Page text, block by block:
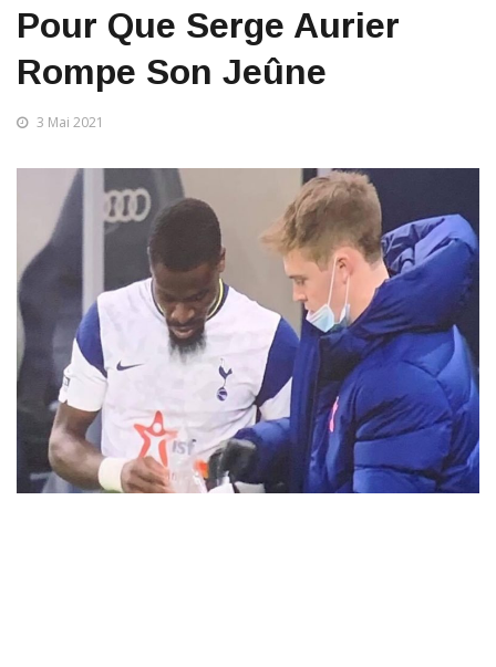
Pour Que Serge Aurier
Rompe Son Jeûne
3 Mai 2021